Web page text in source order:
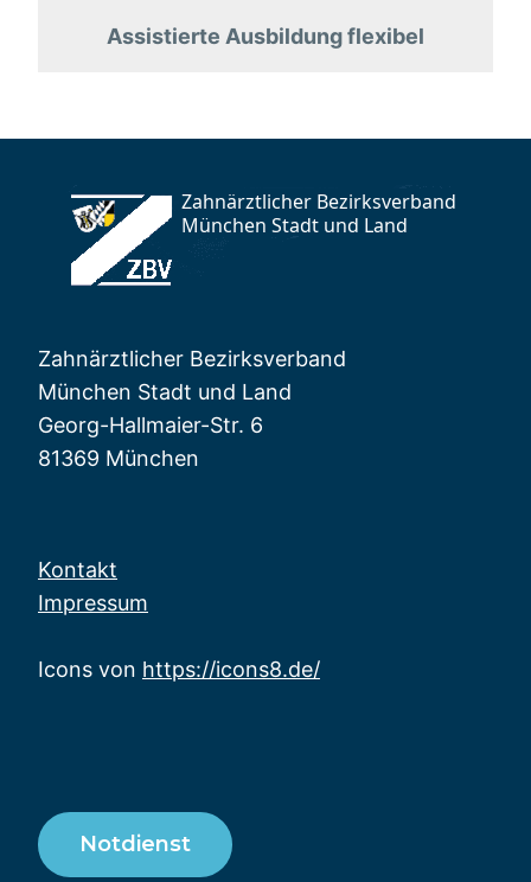
Assistierte Ausbildung flexibel
Zahnärztlicher Bezirksverband
München Stadt und Land
Georg-Hallmaier-Str. 6
81369 München
Kontakt
Impressum
Icons von https://icons8.de/
Notdienst